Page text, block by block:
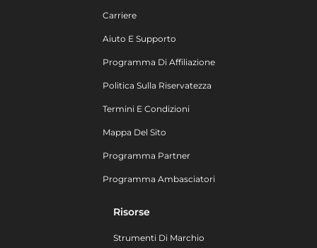
Carriere
Aiuto E Supporto
Programma Di Affiliazione
Politica Sulla Riservatezza
Termini E Condizioni
Mappa Del Sito
Programma Partner
Programma Ambasciatori
Risorse
Strumenti Di Marchio